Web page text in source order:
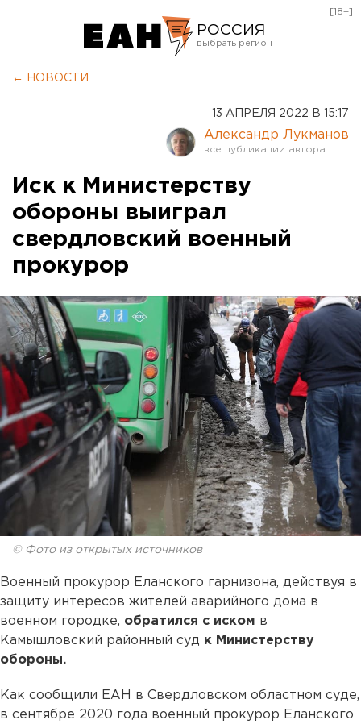
РОССИЯ
Оренбург
[18+]
← НОВОСТИ
13 АПРЕЛЯ 2022 В 15:17
Александр Лукманов
Иск к Министерству
обороны выиграл
свердловский военный
прокурор
© Фото из открытых источников
Военный прокурор Еланского гарнизона, действуя в
защиту интересов жителей аварийного дома в
военном городке, обратился с иском в
Камышловский районный суд к Министерству
обороны.
Как сообщили ЕАН в Свердловском областном суде,
в сентябре 2020 года военный прокурор Еланского